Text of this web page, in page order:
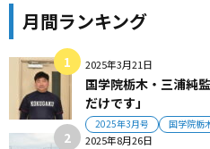
月間ランキング
2025年3月21日
国学院栃木・三浦純
だけです」
2025年3月号 国学院栃
2025年8月26日